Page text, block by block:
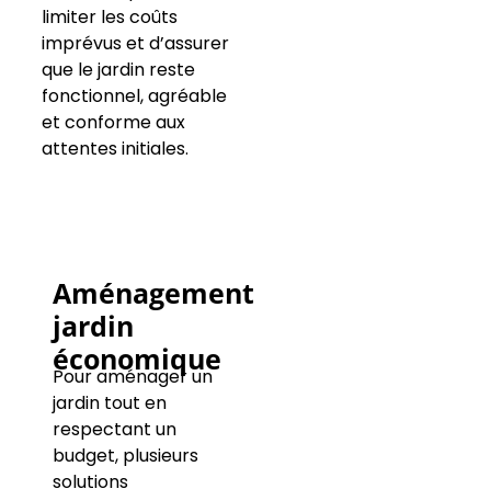
limiter les coûts
imprévus et d’assurer
que le jardin reste
fonctionnel, agréable
et conforme aux
attentes initiales.
Aménagement
jardin
économique
Pour aménager un
jardin tout en
respectant un
budget, plusieurs
solutions